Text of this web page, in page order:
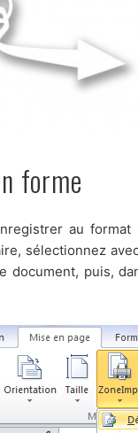
forme
au
sélectionnez
document, puis,